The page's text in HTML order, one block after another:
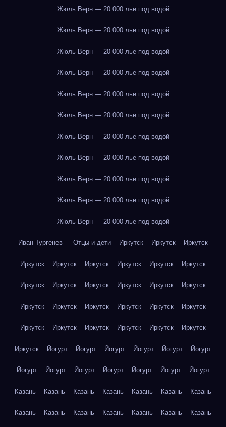
Жюль Верн — 20 000 лье под водой
Жюль Верн — 20 000 лье под водой
Жюль Верн — 20 000 лье под водой
Жюль Верн — 20 000 лье под водой
Жюль Верн — 20 000 лье под водой
Жюль Верн — 20 000 лье под водой
Жюль Верн — 20 000 лье под водой
Жюль Верн — 20 000 лье под водой
Жюль Верн — 20 000 лье под водой
Жюль Верн — 20 000 лье под водой
Жюль Верн — 20 000 лье под водой
Иван Тургенев — Отцы и дети Иркутск Иркутск Иркутск
Иркутск Иркутск Иркутск Иркутск Иркутск Иркутск
Иркутск Иркутск Иркутск Иркутск Иркутск Иркутск
Иркутск Иркутск Иркутск Иркутск Иркутск Иркутск
Иркутск Иркутск Иркутск Иркутск Иркутск Иркутск
Иркутск Йогурт Йогурт Йогурт Йогурт Йогурт Йогурт
Йогурт Йогурт Йогурт Йогурт Йогурт Йогурт Йогурт
Казань Казань Казань Казань Казань Казань Казань
Казань Казань Казань Казань Казань Казань Казань